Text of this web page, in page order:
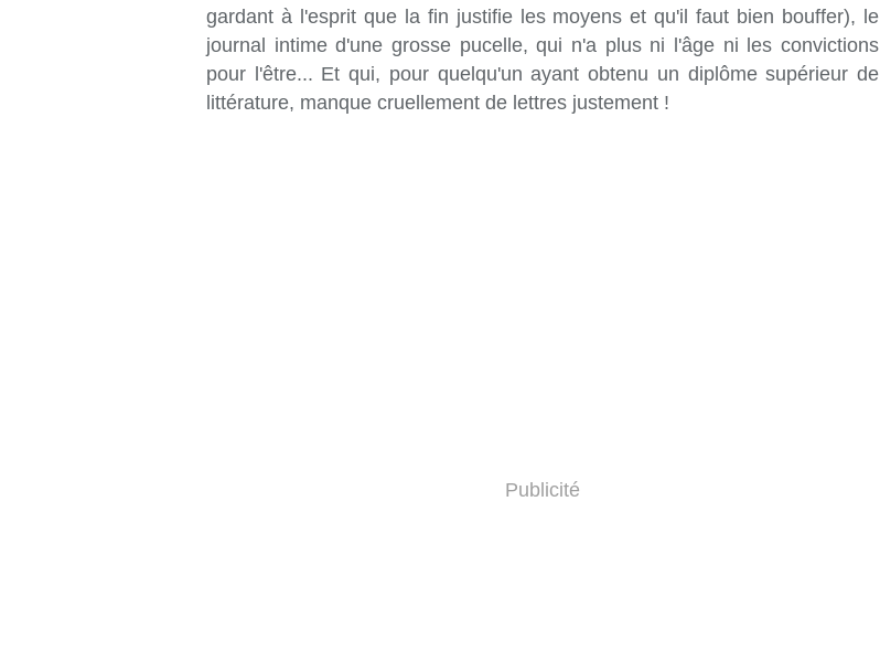
gardant à l'esprit que la fin justifie les moyens et qu'il faut bien bouffer), le
journal intime d'une grosse pucelle, qui n'a plus ni l'âge ni les convictions
pour l'être... Et qui, pour quelqu'un ayant obtenu un diplôme supérieur de
littérature, manque cruellement de lettres justement !
Publicité